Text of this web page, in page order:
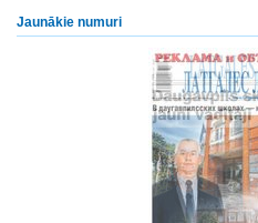
Jaunākie numuri